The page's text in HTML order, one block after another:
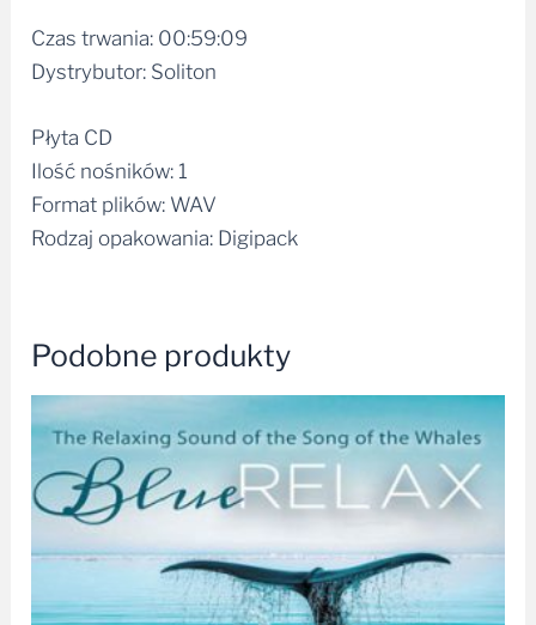
Czas trwania: 00:59:09
Dystrybutor: Soliton
Płyta CD
Ilość nośników: 1
Format plików: WAV
Rodzaj opakowania: Digipack
Podobne produkty